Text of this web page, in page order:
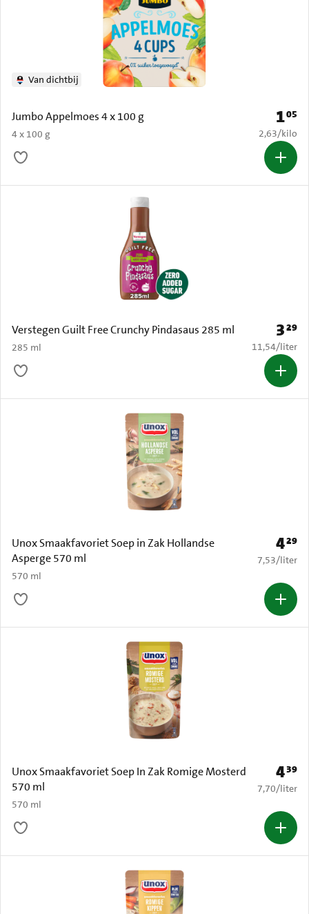
Jumbo Appelmoes 4 x 100 g
4 x 100 g
Van dichtbij
Prijs:
105
€ 2,63 per
2,63/kilo
Verstegen Guilt Free Crunchy Pindasaus 285 ml
285 ml
Prijs:
329
€ 11,54 per
11,54/liter
Unox Smaakfavoriet Soep in Zak Hollandse
Asperge 570 ml
570 ml
Prijs:
429
€ 7,53 per
7,53/liter
Unox Smaakfavoriet Soep In Zak Romige Mosterd
570 ml
570 ml
Prijs:
439
€ 7,70 per
7,70/liter